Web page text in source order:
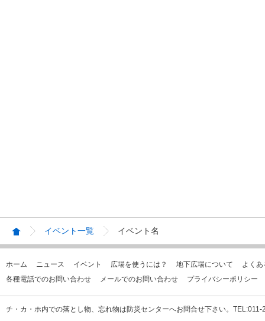
イベント一覧 イベント名
ホーム ニュース イベント 広場を使うには？ 地下広場について
よく
各種電話でのお問い合わせ
メールでのお問い合わせ プライバシーポリシー
チ・カ・ホ内での落とし物、忘れ物は防災センターへお問合せ下さい。